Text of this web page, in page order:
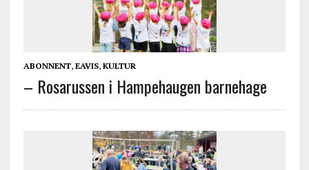
ABONNENT, EAVIS, KULTUR
– Rosarussen i Hampehaugen barnehage